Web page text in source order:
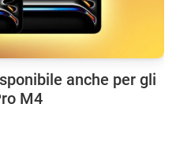
anche per gli
M4